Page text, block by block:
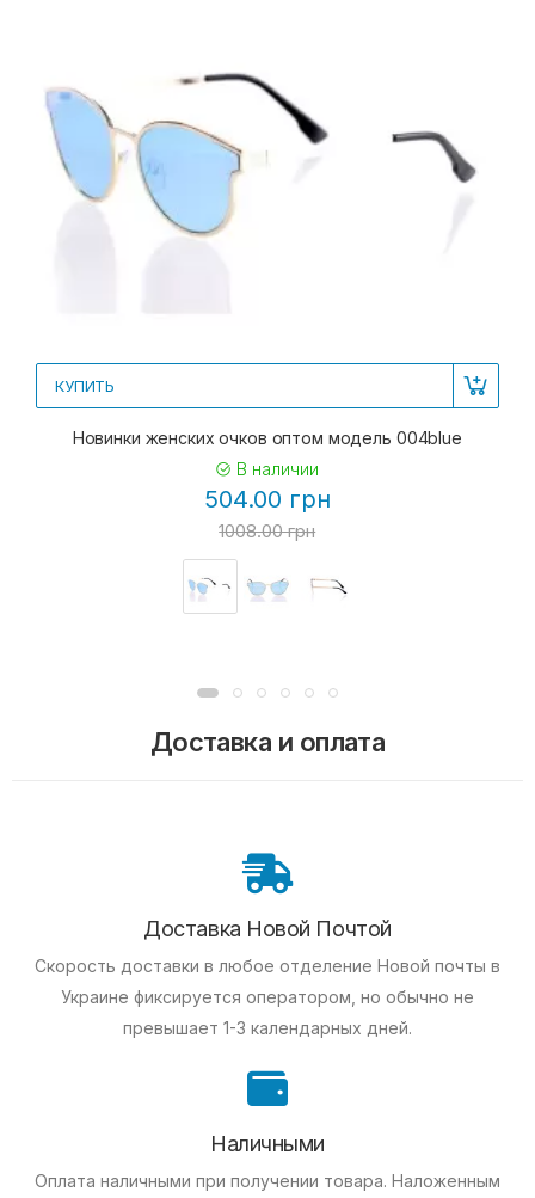
КУПИТЬ
Новинки женских очков оптом модель 004blue
В наличии
504.00 грн
1008.00 грн
Доставка и оплата
Доставка Новой Почтой
Скорость доставки в любое отделение Новой почты в
Украине фиксируется оператором, но обычно не
превышает 1-3 календарных дней.
Наличными
Оплата наличными при получении товара. Наложенным